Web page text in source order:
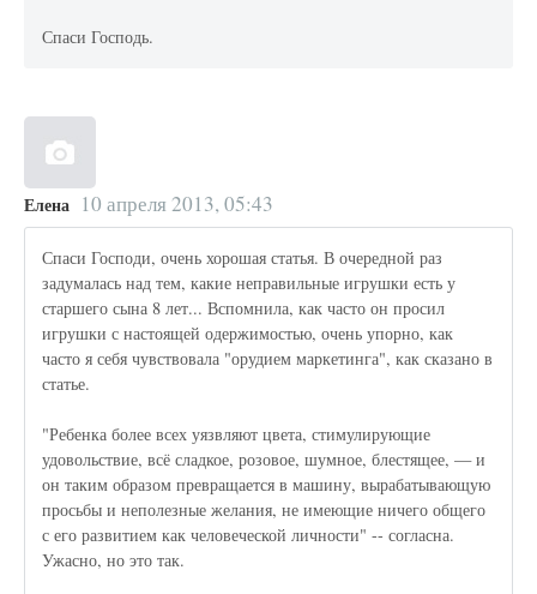
Спаси Господь.
Елена 10 апреля 2013, 05:43
Спаси Господи, очень хорошая статья. В очередной раз
задумалась над тем, какие неправильные игрушки есть у
старшего сына 8 лет... Вспомнила, как часто он просил
игрушки с настоящей одержимостью, очень упорно, как
часто я себя чувствовала "орудием маркетинга", как сказано в
статье.
"Ребенка более всех уязвляют цвета, стимулирующие
удовольствие, всё сладкое, розовое, шумное, блестящее, — и
он таким образом превращается в машину, вырабатывающую
просьбы и неполезные желания, не имеющие ничего общего
с его развитием как человеческой личности" -- согласна.
Ужасно, но это так.